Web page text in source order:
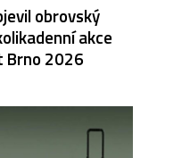
obrovský
akce
Brno 2026